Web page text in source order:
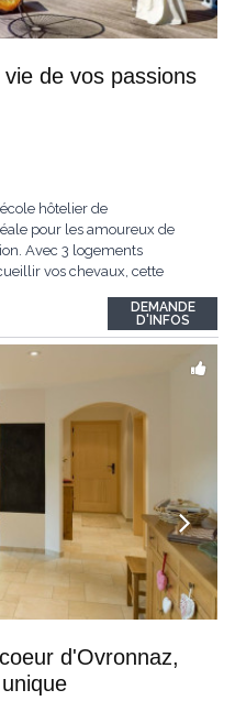
de vos passions
hôtelier de
pour les amoureux de
Avec 3 logements
vos chevaux, cette
logements confortables :
avec...
DEMANDE
D'INFOS
d'Ovronnaz,